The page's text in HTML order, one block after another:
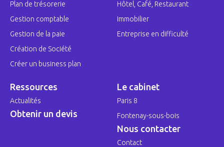
Plan de trésorerie
Gestion comptable
Gestion de la paie
Création de Société
Créer un business plan
Hôtel, Café, Restaurant
Immobilier
Entreprise en difficulté
Ressources
Actualités
Obtenir un devis
Le cabinet
Paris 8
Fontenay-sous-bois
Nous contacter
Contact